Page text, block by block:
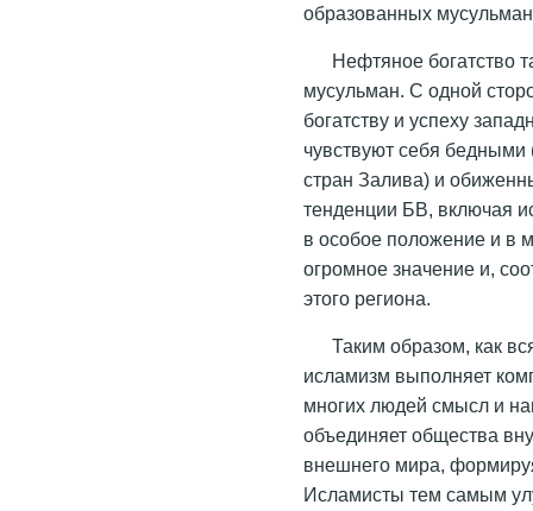
образованных
Нефтяное богатство
мусульман. С одной
богатству и успеху
чувствуют себя
стран Залива) и
тенденции БВ, включая
в особое положение и в
огромное значение и,
этого региона.
Таким образом, как
исламизм выполняет
многих людей смысл и
объединяет общества
внешнего мира,
Исламисты тем самым